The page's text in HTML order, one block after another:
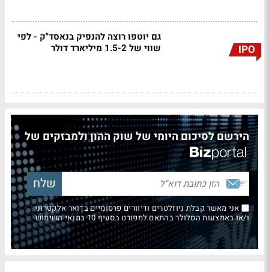
IPO
גם יוטפו רוצה להנפיק בנאסד"ק - לפי
שווי של 1.5-2 מיליארד דולר
הירשם לסיכום היומי של שוק ההון ולמבזקים של
אני מאשר קבלת ניוזלטרים ודיוורים פרסומיים בדואר אלקטרוני
ו/או באמצעות הסלולר בהתאם למפורט בסעיף 10 בתנאי השימוש